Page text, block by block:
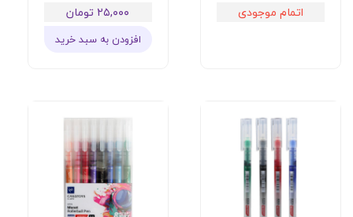
اتمام موجودی ۲۵,۰۰۰ تومان
افزودن به سبد خرید